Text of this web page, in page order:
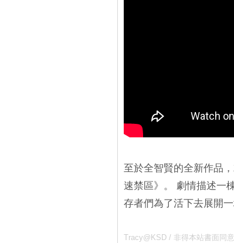
至於全智賢的全新作品
速禁區》。 劇情描述一
存者們為了活下去展開一
Tracy@KSD / 非得本站書面同